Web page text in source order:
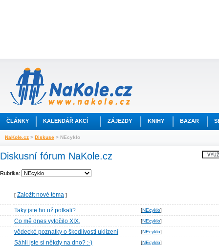
ČLÁNKY KALENDÁŘ AKCÍ ZÁJEZDY KNIHY BAZAR
NaKole.cz > Diskuse > NEcyklo
Diskusní fórum NaKole.cz
Rubrika:
[ Založit nové téma ]
Taky jste ho už potkali? [NEcyklo]
Co mě dnes vytočilo XIX. [NEcyklo]
vědecké poznatky o škodlivosti uklízení [NEcyklo]
Sáhli jste si někdy na dno? :-) [NEcyklo]